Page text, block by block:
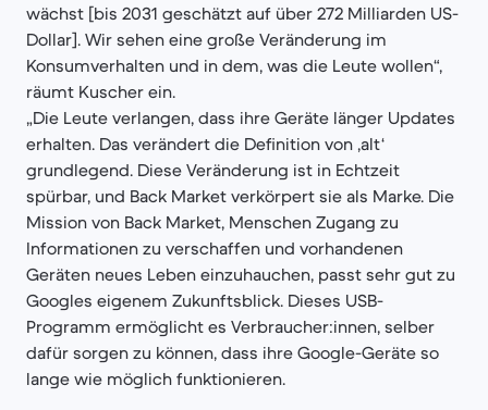
wächst [bis 2031 geschätzt auf über 272 Milliarden US-
Dollar]. Wir sehen eine große Veränderung im
Konsumverhalten und in dem, was die Leute wollen“,
räumt Kuscher ein.
„Die Leute verlangen, dass ihre Geräte länger Updates
erhalten. Das verändert die Definition von ‚alt‘
grundlegend. Diese Veränderung ist in Echtzeit
spürbar, und Back Market verkörpert sie als Marke. Die
Mission von Back Market, Menschen Zugang zu
Informationen zu verschaffen und vorhandenen
Geräten neues Leben einzuhauchen, passt sehr gut zu
Googles eigenem Zukunftsblick. Dieses USB-
Programm ermöglicht es Verbraucher:innen, selber
dafür sorgen zu können, dass ihre Google-Geräte so
lange wie möglich funktionieren.